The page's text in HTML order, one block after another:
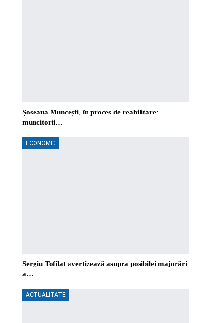
Șoseaua Muncești, în proces de reabilitare:
muncitorii…
ECONOMIC
Sergiu Tofilat avertizează asupra posibilei majorări
a…
ACTUALITATE